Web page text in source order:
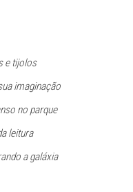
e tijolos
imaginação
no parque
leitura
a galáxia